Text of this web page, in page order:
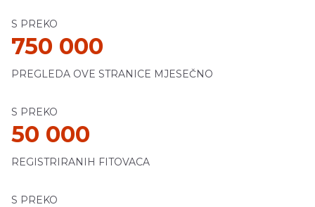
S PREKO
750 000
PREGLEDA OVE STRANICE MJESEČNO
S PREKO
50 000
REGISTRIRANIH FITOVACA
S PREKO